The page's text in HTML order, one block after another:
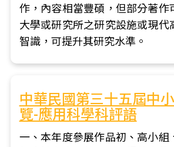
作，內容相當豐碩，但部分著作
大學或研究所之研究設施或現代
智識，可提升其研究水準。
中華民國第三十五屆中
覽-應用科學科評語
一、本年度參展作品初、高小組